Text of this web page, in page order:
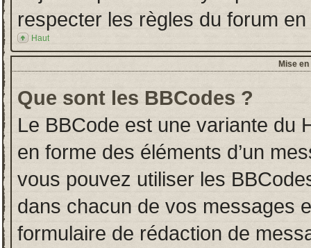
respecter les règles du forum
Haut
Mise
Que sont les BBCodes ?
Le BBCode est une variante du
en forme des éléments d’un
vous pouvez utiliser les
dans chacun de vos messages
formulaire de rédaction de